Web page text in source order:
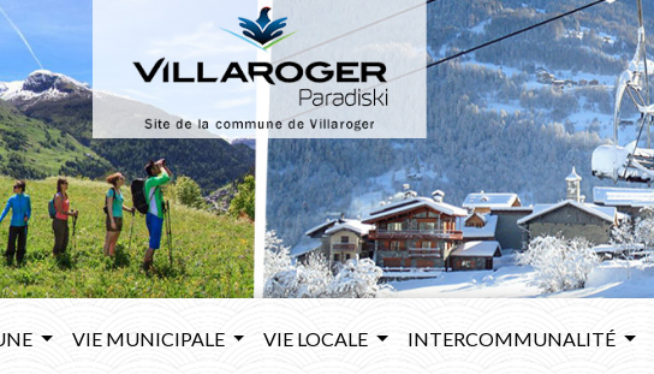
VIE MUNICIPALE VIE LOCALE INTERCOMMUNALITÉ